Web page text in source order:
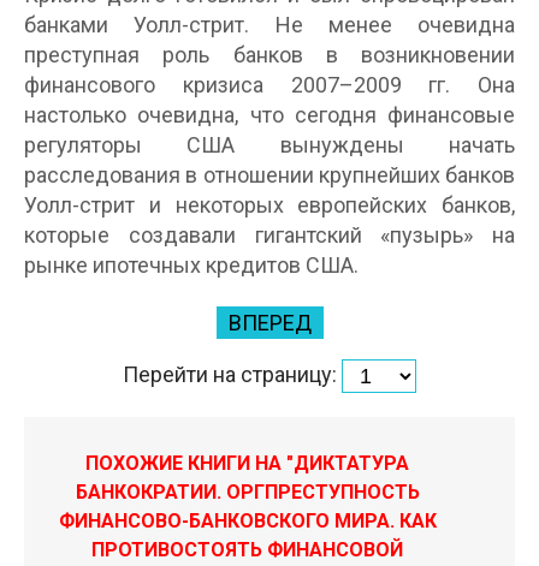
банками Уолл-стрит. Не менее очевидна
преступная роль банков в возникновении
финансового кризиса 2007–2009 гг. Она
настолько очевидна, что сегодня финансовые
регуляторы США вынуждены начать
расследования в отношении крупнейших банков
Уолл-стрит и некоторых европейских банков,
которые создавали гигантский «пузырь» на
рынке ипотечных кредитов США.
ВПЕРЕД
Перейти на страницу:
ПОХОЖИЕ КНИГИ НА "ДИКТАТУРА
БАНКОКРАТИИ. ОРГПРЕСТУПНОСТЬ
ФИНАНСОВО-БАНКОВСКОГО МИРА. КАК
ПРОТИВОСТОЯТЬ ФИНАНСОВОЙ